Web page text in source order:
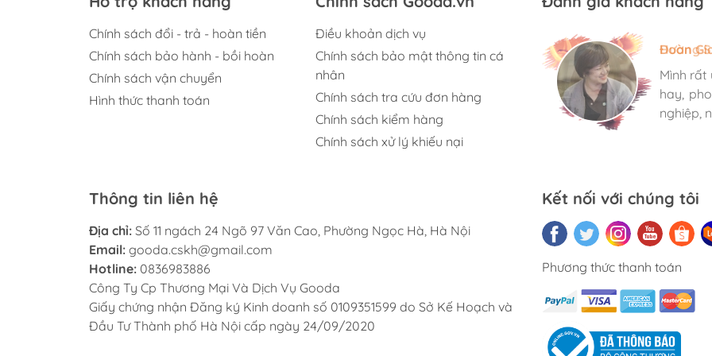
Chính sách đổi - trả - hoàn tiền
Chính sách bảo hành - bồi hoàn
Chính sách vận chuyển
Hình thức thanh toán
Điều khoản dịch vụ
Chính sách bảo mật thông tin cá
nhân
Chính sách tra cứu đơn hàng
Chính sách kiểm hàng
Chính sách xử lý khiếu nại
Hương
Mình rất
hay,
nghiệp,
Đoàn
Mình rất
hay,
nghiệp,
Ngọc
Mình rất
hay,
nghiệp,
Thông tin liên hệ
Địa chỉ: Số 11 ngách 24 Ngõ 97 Văn Cao, Phường Ngọc Hà, Hà Nội
Email: gooda.cskh@gmail.com
Hotline: 0836983886
Công Ty Cp Thương Mại Và Dịch Vụ Gooda
Giấy chứng nhận Đăng ký Kinh doanh số 0109351599 do Sở Kế Hoạch và
Đầu Tư Thành phố Hà Nội cấp ngày 24/09/2020
Kết nối với chúng tôi
Phương thức thanh toán